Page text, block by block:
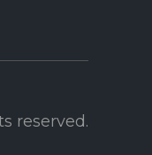
reserved.